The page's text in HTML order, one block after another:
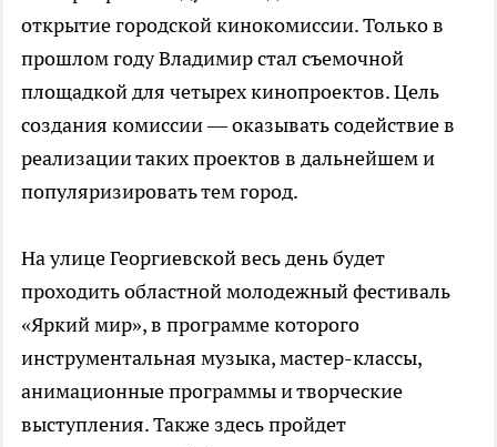
открытие городской кинокомиссии. Только в
прошлом году Владимир стал съемочной
площадкой для четырех кинопроектов. Цель
создания комиссии — оказывать содействие в
реализации таких проектов в дальнейшем и
популяризировать тем город.
На улице Георгиевской весь день будет
проходить областной молодежный фестиваль
«Яркий мир», в программе которого
инструментальная музыка, мастер-классы,
анимационные программы и творческие
выступления. Также здесь пройдет